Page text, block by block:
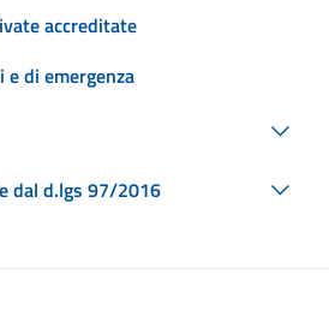
accreditate
di emergenza
dal d.lgs 97/2016